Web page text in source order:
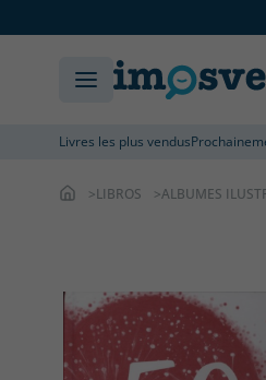
Livres les plus vendus
LIBROS ALBUMES